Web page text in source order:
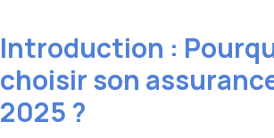
Introduction :
choisir son
2025 ?